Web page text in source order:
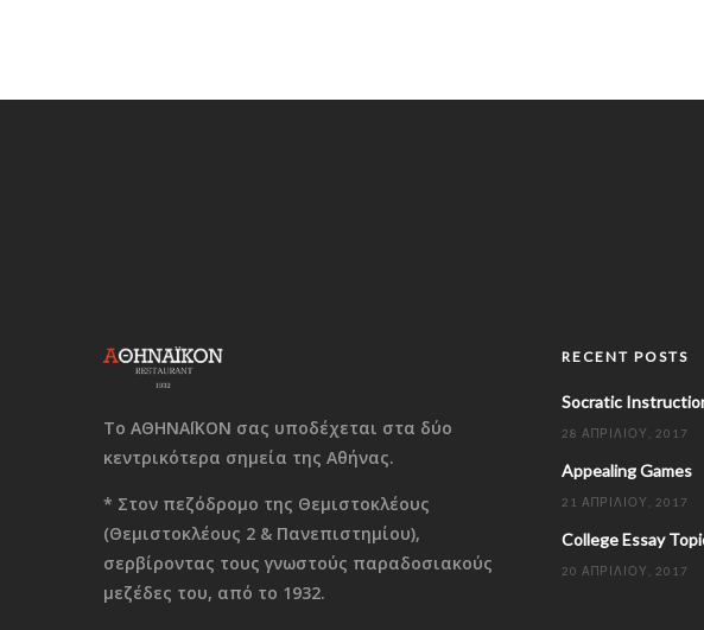
Το ΑΘΗΝΑΪΚΟΝ σας υποδέχεται στα δύο
κεντρικότερα σημεία της Αθήνας.
* Στον πεζόδρομο της Θεμιστοκλέους
(Θεμιστοκλέους 2 & Πανεπιστημίου),
σερβίροντας τους γνωστούς παραδοσιακούς
μεζέδες του, από το 1932.
RECENT POSTS
Socratic
28 ΑΠΡΙΛΊΟΥ, 2017
Appealing Games
21 ΑΠΡΙΛΊΟΥ, 2017
College Essay
20 ΑΠΡΙΛΊΟΥ, 2017